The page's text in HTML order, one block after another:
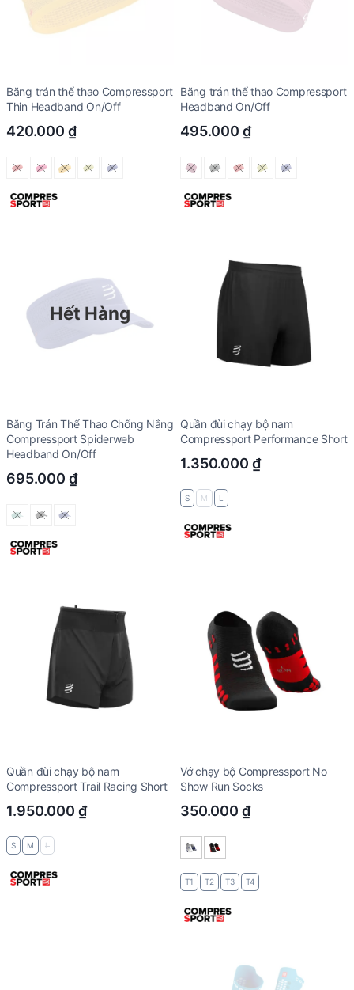
Băng trán thể thao Compressport
Thin Headband On/Off
420.000 ₫
Băng trán thể thao Compressport
Headband On/Off
495.000 ₫
Hết Hàng
Băng Trán Thể Thao Chống Nắng
Compressport Spiderweb
Headband On/Off
695.000 ₫
Quần đùi chạy bộ nam
Compressport Performance Short
1.350.000 ₫
S M L
Quần đùi chạy bộ nam
Compressport Trail Racing Short
1.950.000 ₫
S M L
Vớ chạy bộ Compressport No
Show Run Socks
350.000 ₫
T1 T2 T3 T4